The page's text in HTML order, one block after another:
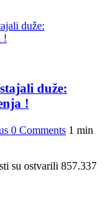
duže:
!
0 Comments 1 min
su ostvarili 857.337